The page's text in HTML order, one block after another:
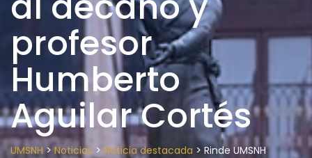
profesor
Humberto
Aguilar Cortés
UMSNH> Noticias > Noticia destacada > Rinde UMSNH